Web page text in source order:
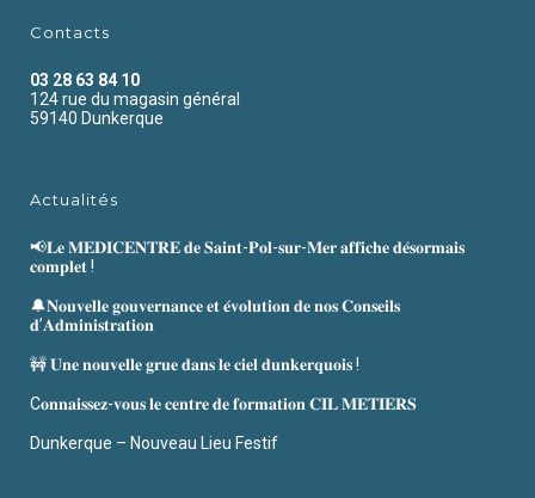
Contacts
03 28 63 84 10
124 rue du magasin général
59140 Dunkerque
Actualités
📢𝐋𝐞 𝐌𝐄𝐃𝐈𝐂𝐄𝐍𝐓𝐑𝐄 𝐝𝐞 𝐒𝐚𝐢𝐧𝐭-𝐏𝐨𝐥-𝐬𝐮𝐫-𝐌𝐞𝐫 𝐚𝐟𝐟𝐢𝐜𝐡𝐞 𝐝𝐞́𝐬𝐨𝐫𝐦𝐚𝐢𝐬
𝐜𝐨𝐦𝐩𝐥𝐞𝐭 !
🔔𝐍𝐨𝐮𝐯𝐞𝐥𝐥𝐞 𝐠𝐨𝐮𝐯𝐞𝐫𝐧𝐚𝐧𝐜𝐞 𝐞𝐭 𝐞́𝐯𝐨𝐥𝐮𝐭𝐢𝐨𝐧 𝐝𝐞 𝐧𝐨𝐬 𝐂𝐨𝐧𝐬𝐞𝐢𝐥𝐬
𝐝’𝐀𝐝𝐦𝐢𝐧𝐢𝐬𝐭𝐫𝐚𝐭𝐢𝐨𝐧
🚧 𝐔𝐧𝐞 𝐧𝐨𝐮𝐯𝐞𝐥𝐥𝐞 𝐠𝐫𝐮𝐞 𝐝𝐚𝐧𝐬 𝐥𝐞 𝐜𝐢𝐞𝐥 𝐝𝐮𝐧𝐤𝐞𝐫𝐪𝐮𝐨𝐢𝐬 !
C𝐨𝐧𝐧𝐚𝐢𝐬𝐬𝐞𝐳-𝐯𝐨𝐮𝐬 𝐥𝐞 𝐜𝐞𝐧𝐭𝐫𝐞 𝐝𝐞 𝐟𝐨𝐫𝐦𝐚𝐭𝐢𝐨𝐧 𝐂𝐈𝐋 𝐌𝐄𝐓𝐈𝐄𝐑𝐒
Dunkerque – Nouveau Lieu Festif